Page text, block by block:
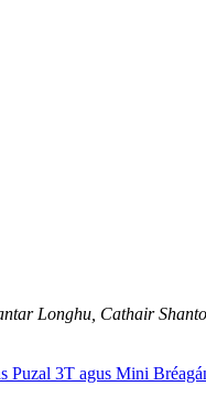
Longhu, Cathair
Puzal 3T agus Mini